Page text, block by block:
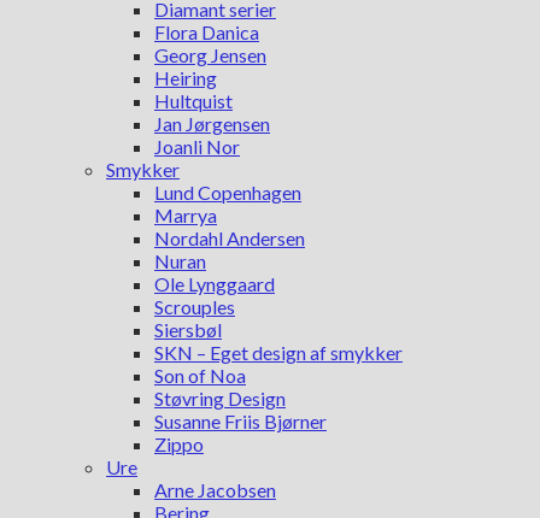
Diamant serier
Flora Danica
Georg Jensen
Heiring
Hultquist
Jan Jørgensen
Joanli Nor
Smykker
Lund Copenhagen
Marrya
Nordahl Andersen
Nuran
Ole Lynggaard
Scrouples
Siersbøl
SKN – Eget design af smykker
Son of Noa
Støvring Design
Susanne Friis Bjørner
Zippo
Ure
Arne Jacobsen
Bering